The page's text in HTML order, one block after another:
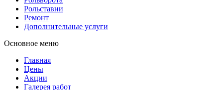
Рольставни
Ремонт
Дополнительные услуги
Основное меню
Главная
Цены
Акции
Галерея работ